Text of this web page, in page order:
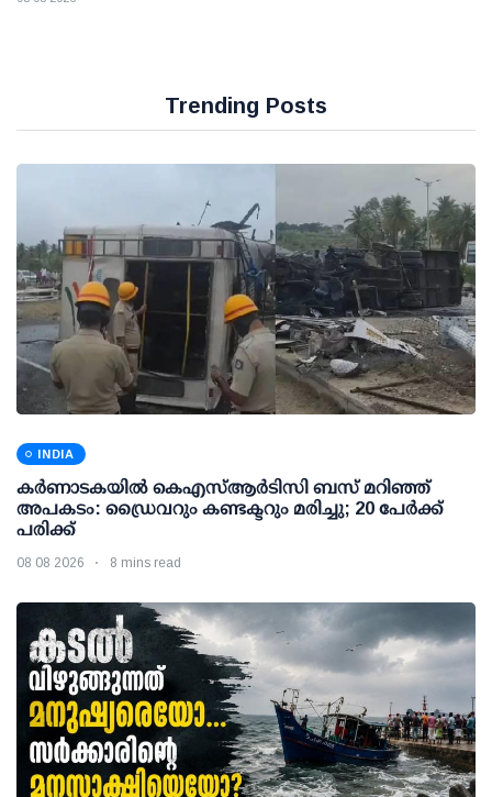
Trending Posts
INDIA
കര്‍ണാടകയില്‍ കെഎസ്ആര്‍ടിസി ബസ് മറിഞ്ഞ്
അപകടം: ഡ്രൈവറും കണ്ടക്ടറും മരിച്ചു; 20 പേര്‍ക്ക്
പരിക്ക്
08 08 2026 8 mins read